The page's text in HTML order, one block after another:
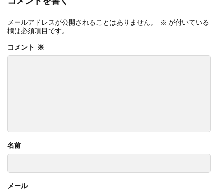
メールアドレスが公開されることはありません。 ※ が付いている
欄は必須項目です
コメント ※
名前
メール